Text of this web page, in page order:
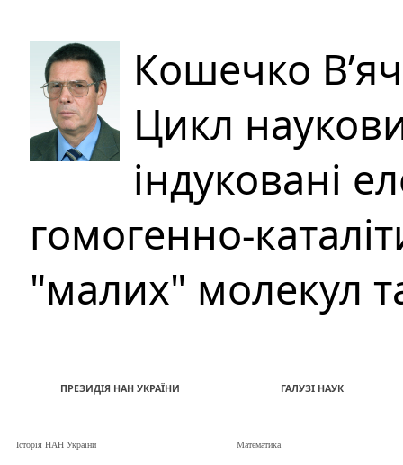
Кошечко
Цикл
індуковані
гомогенно-
"малих" молекул
ПРЕЗИДІЯ НАН УКРАЇНИ
Історія НАН України
ГАЛУЗІ НАУК
Математика